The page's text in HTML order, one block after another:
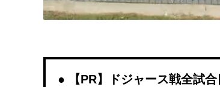
【PR】ドジャース戦全試